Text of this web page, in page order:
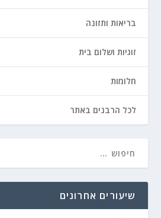
בריאות ותזונה
זוגיות ושלום בית
חלומות
לכל הרבנים באתר
שיעורים אחרונים